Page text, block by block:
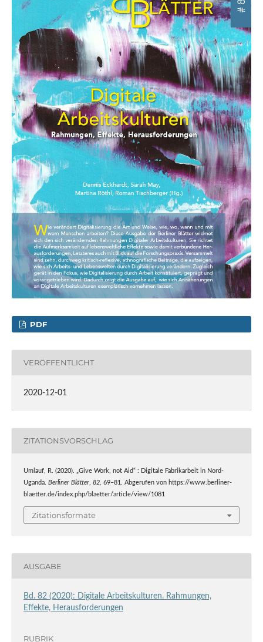
PDF
VERÖFFENTLICHT
2020-12-01
ZITATIONSVORSCHLAG
Umlauf, R. (2020). „Give Work, not Aid“ : Digitale Fabrikarbeit in Nord-
Uganda. Berliner Blätter, 82, 69–81. Abgerufen von https://www.berliner-
blaetter.de/index.php/blaetter/article/view/1081
Zitationsformate
AUSGABE
Bd. 82 (2020): Digitale Arbeitskulturen. Rahmungen,
Effekte, Herausforderungen
RUBRIK